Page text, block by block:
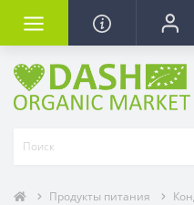
Продукты питания